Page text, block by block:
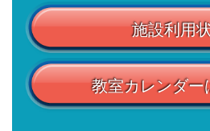
施設利用
教室カレンダー